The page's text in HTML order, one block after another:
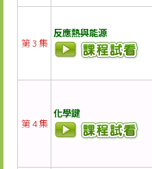
第 3 集
反應熱與能源
第 4 集
化學鍵